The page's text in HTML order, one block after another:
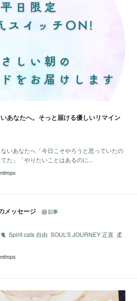
あなたへ。そっと届ける優しいリマイン
いあなたへ「今日こそやろうと思っていたの
た」「やりたいことはあるのに...
メッセージ
記事
Spirit cats 自由 ⁡ SOUL’S JOURNEY 正直 ⁡ 柔